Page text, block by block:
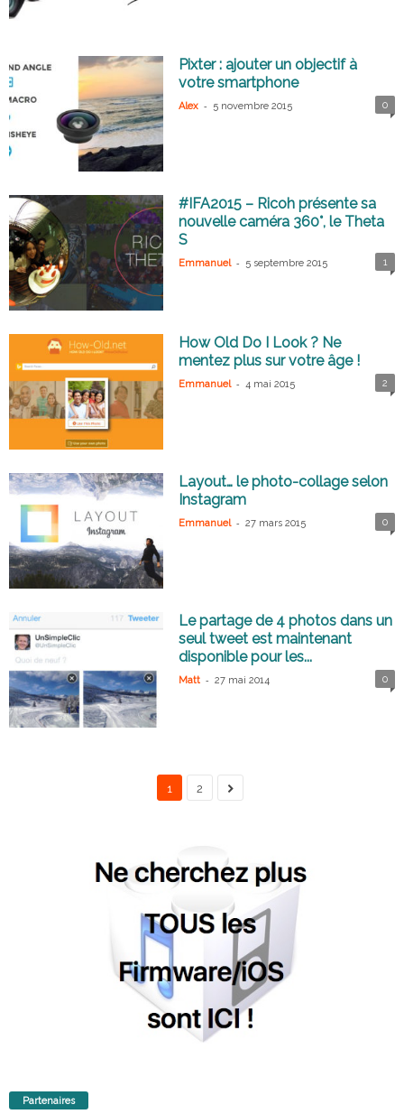
Pixter : ajouter un objectif à
votre smartphone
Alex - 5 novembre 2015 0
#IFA2015 – Ricoh présente sa
nouvelle caméra 360°, le Theta
S
Emmanuel - 5 septembre 2015 1
How Old Do I Look ? Ne
mentez plus sur votre âge !
Emmanuel - 4 mai 2015 2
Layout… le photo-collage selon
Instagram
Emmanuel - 27 mars 2015 0
Le partage de 4 photos dans un
seul tweet est maintenant
disponible pour les...
Matt - 27 mai 2014 0
1 2
Partenaires